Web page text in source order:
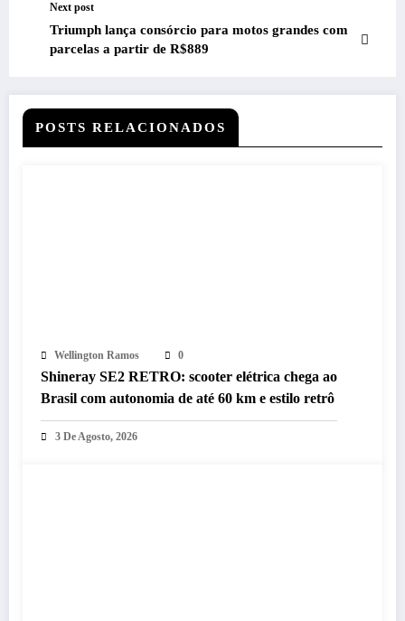
Next post
Triumph lança consórcio para motos grandes com
parcelas a partir de R$889
POSTS RELACIONADOS
Wellington Ramos 0
Shineray SE2 RETRO: scooter elétrica chega ao
Brasil com autonomia de até 60 km e estilo retrô
3 De Agosto, 2026